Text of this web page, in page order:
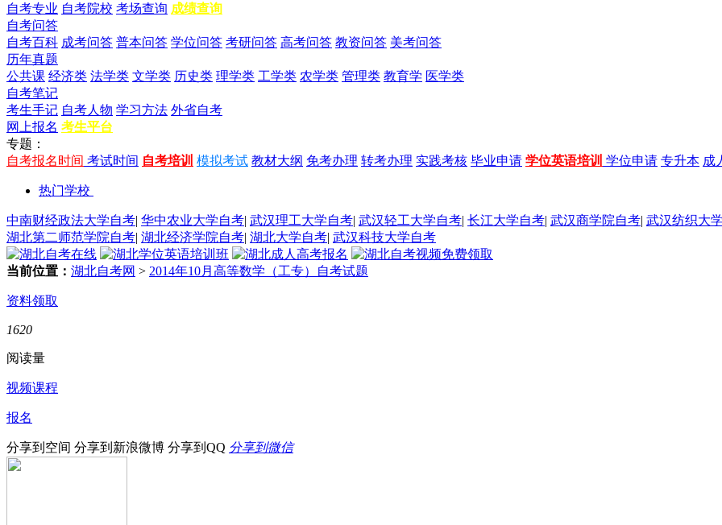
自考专业 自考院校 考场查询 成绩查询
自考问答
自考百科 成考问答 普本问答 学位问答 考研问答 高考问答 教资问答 美考问答
历年真题
公共课 经济类 法学类 文学类 历史类 理学类 工学类 农学类 管理类 教育学 医学类
自考笔记
考生手记 自考人物 学习方法 外省自考
网上报名 考生平台
专题：
自考报名时间 考试时间 自考培训 模拟考试 教材大纲 免考办理 转考办理 实践考核 毕业申请 学位英语培训 学位申请 专升本 成
热门学校
中南财经政法大学自考| 华中农业大学自考| 武汉理工大学自考| 武汉轻工大学自考| 长江大学自考| 武汉商学院自考| 武汉纺织大
湖北第二师范学院自考| 湖北经济学院自考| 湖北大学自考| 武汉科技大学自考
当前位置： 湖北自考网 > 2014年10月高等数学（工专）自考试题
资料领取
1620
阅读量
视频课程
报名
分享到空间 分享到新浪微博 分享到QQ 分享到微信